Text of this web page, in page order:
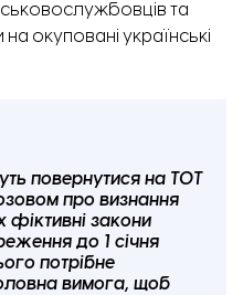
та
окуповані українські
повернутися на ТОТ
про визнання
фіктивні закони
до 1 січня
потрібне
вимога, щоб